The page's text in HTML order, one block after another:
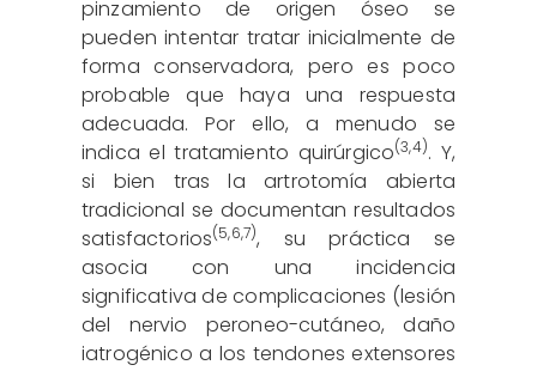
pinzamiento de origen óseo se
pueden intentar tratar inicialmente de
forma conservadora, pero es poco
probable que haya una respuesta
adecuada. Por ello, a menudo se
indica el tratamiento quirúrgico(3,4). Y,
si bien tras la artrotomía abierta
tradicional se documentan resultados
satisfactorios(5,6,7), su práctica se
asocia con una incidencia
significativa de complicaciones (lesión
del nervio peroneo-cutáneo, daño
iatrogénico a los tendones extensores